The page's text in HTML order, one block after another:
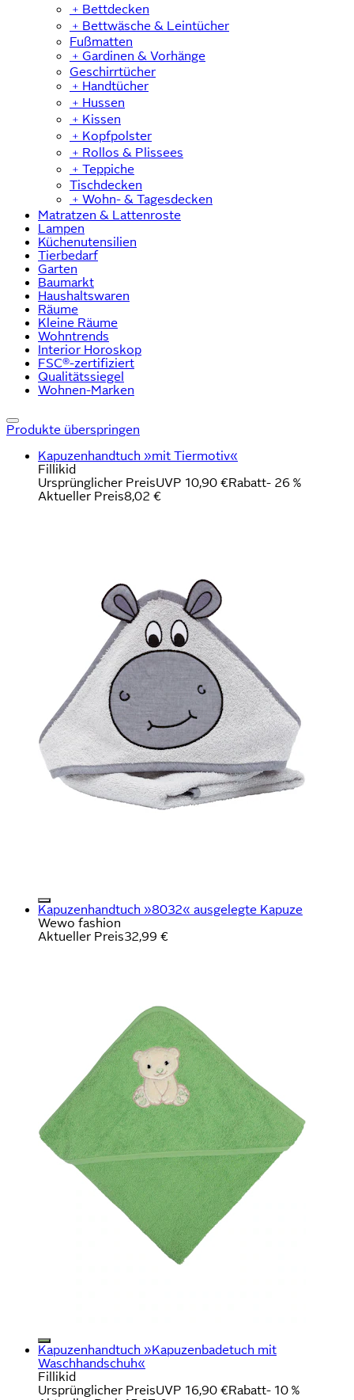
﹢ Bettdecken
﹢ Bettwäsche & Leintücher
Fußmatten
﹢ Gardinen & Vorhänge
Geschirrtücher
﹢ Handtücher
﹢ Hussen
﹢ Kissen
﹢ Kopfpolster
﹢ Rollos & Plissees
﹢ Teppiche
Tischdecken
﹢ Wohn- & Tagesdecken
Matratzen & Lattenroste
Lampen
Küchenutensilien
Tierbedarf
Garten
Baumarkt
Haushaltswaren
Räume
Kleine Räume
Wohntrends
Interior Horoskop
FSC®-zertifiziert
Qualitätssiegel
Wohnen-Marken
Produkte überspringen
Kapuzenhandtuch »mit Tiermotiv«
Fillikid
Ursprünglicher PreisUVP 10,90 €Rabatt- 26 %
Aktueller Preis8,02 €
Kapuzenhandtuch »8032« ausgelegte Kapuze
Wewo fashion
Aktueller Preis32,99 €
Kapuzenhandtuch »Kapuzenbadetuch mit
Waschhandschuh«
Fillikid
Ursprünglicher PreisUVP 16,90 €Rabatt- 10 %